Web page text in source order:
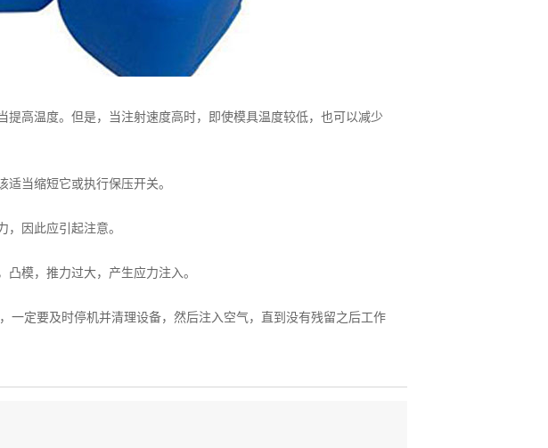
高温度。但是，当注射速度高时，即使模具温度较低，也可以减少
当缩短它或执行保压开关。
因此应引起注意。
模，推力过大，产生应力注入。
一定要及时停机并清理设备，然后注入空气，直到没有残留之后工作